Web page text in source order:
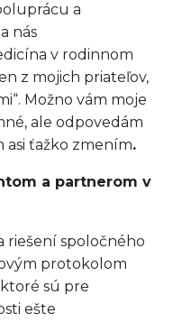
a
nás
v rodinnom
z mojich priateľov,
Možno vám moje
ale odpovedám
asi ťažko zmením.
a partnerom v
riešení spoločného
protokolom
sú pre
ešte